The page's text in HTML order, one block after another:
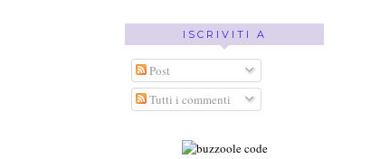
ISCRIVITI A
Post
Tutti i commenti